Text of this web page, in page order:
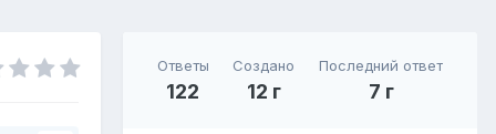
Ответы
122
Создано
12 г
Последний ответ
7 г